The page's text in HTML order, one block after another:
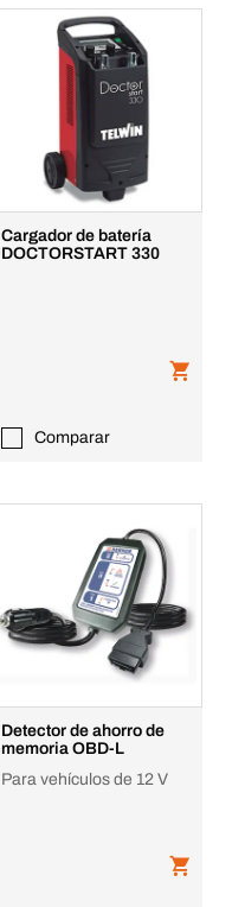
Cargador de batería
DOCTORSTART 330
Comparar
Detector de ahorro de
memoria OBD-L
Para vehículos de 12 V